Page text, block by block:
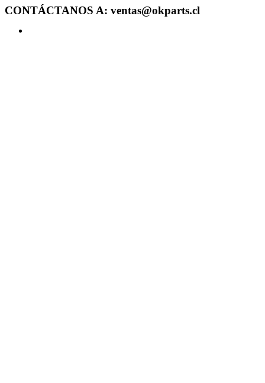
CONTÁCTANOS A: ventas@okparts.cl